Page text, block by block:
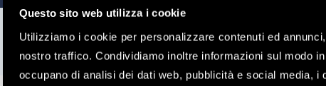
Questo sito web utilizza i cookie
Utilizziamo i cookie per personalizzare contenuti ed
nostro traffico. Condividiamo inoltre informazioni sul modo
occupano di analisi dei dati web, pubblicità e social media,